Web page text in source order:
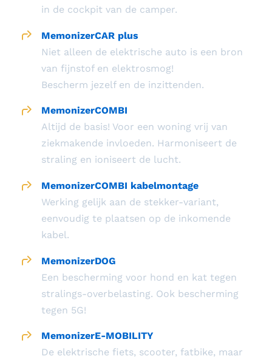
in de cockpit van de camper.
MemonizerCAR plus
Niet alleen de elektrische auto is een bron
van fijnstof en elektrosmog!
Bescherm jezelf en de inzittenden.
MemonizerCOMBI
Altijd de basis! Voor een woning vrij van
ziekmakende invloeden. Harmoniseert de
straling en ioniseert de lucht.
MemonizerCOMBI kabelmontage
Werking gelijk aan de stekker-variant,
eenvoudig te plaatsen op de inkomende
kabel.
MemonizerDOG
Een bescherming voor hond en kat tegen
stralings-overbelasting. Ook bescherming
tegen 5G!
MemonizerE-MOBILITY
De elektrische fiets, scooter, fatbike, maar